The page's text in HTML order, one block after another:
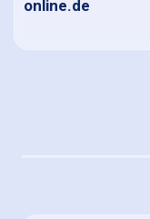
online.de